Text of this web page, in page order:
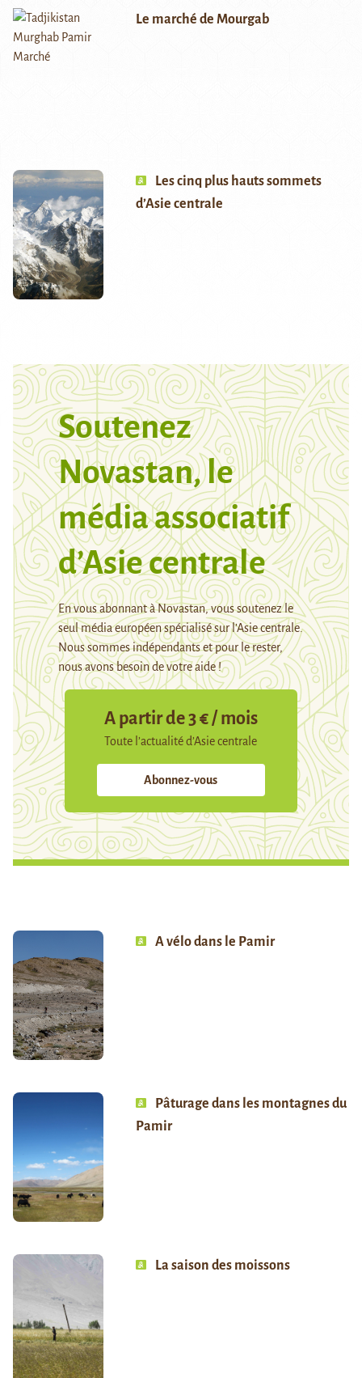
Le marché de Mourgab
Les cinq plus hauts sommets
d’Asie centrale
Soutenez
Novastan, le
média associatif
d’Asie centrale
En vous abonnant à Novastan, vous soutenez le
seul média européen spécialisé sur l’Asie centrale.
Nous sommes indépendants et pour le rester,
nous avons besoin de votre aide !
A partir de 3 € / mois
Toute l’actualité d’Asie centrale
Abonnez-vous
A vélo dans le Pamir
Pâturage dans les montagnes du
Pamir
La saison des moissons